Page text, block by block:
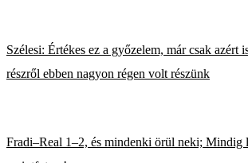
Szélesi: Értékes ez a győzelem, már csak azért
részről ebben nagyon régen volt részünk
Fradi–Real 1–2, és mindenki örül neki; Mindig